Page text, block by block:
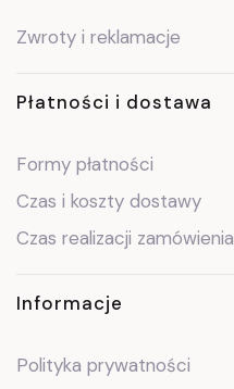
Zwroty i reklamacje
Płatności i dostawa
Formy płatności
Czas i koszty dostawy
Czas realizacji zamówienia
Informacje
Polityka prywatności